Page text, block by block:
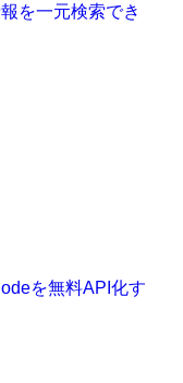
を一元検索でき
を無料API化す